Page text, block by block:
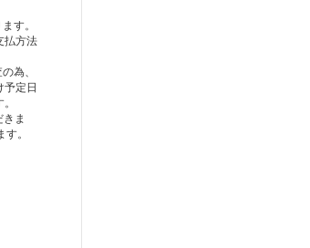
す。
払方法
為、
定日
ま
。